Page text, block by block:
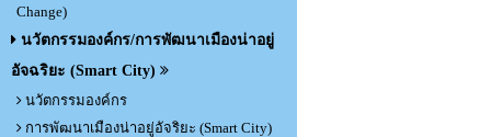
Change)
นวัตกรรมองค์กร/การพัฒนาเมืองน่าอยู่
อัจฉริยะ (Smart City)
นวัตกรรมองค์กร
การพัฒนาเมืองน่าอยู่อัจริยะ (Smart City)